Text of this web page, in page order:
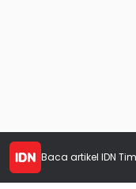
Baca artikel IDN